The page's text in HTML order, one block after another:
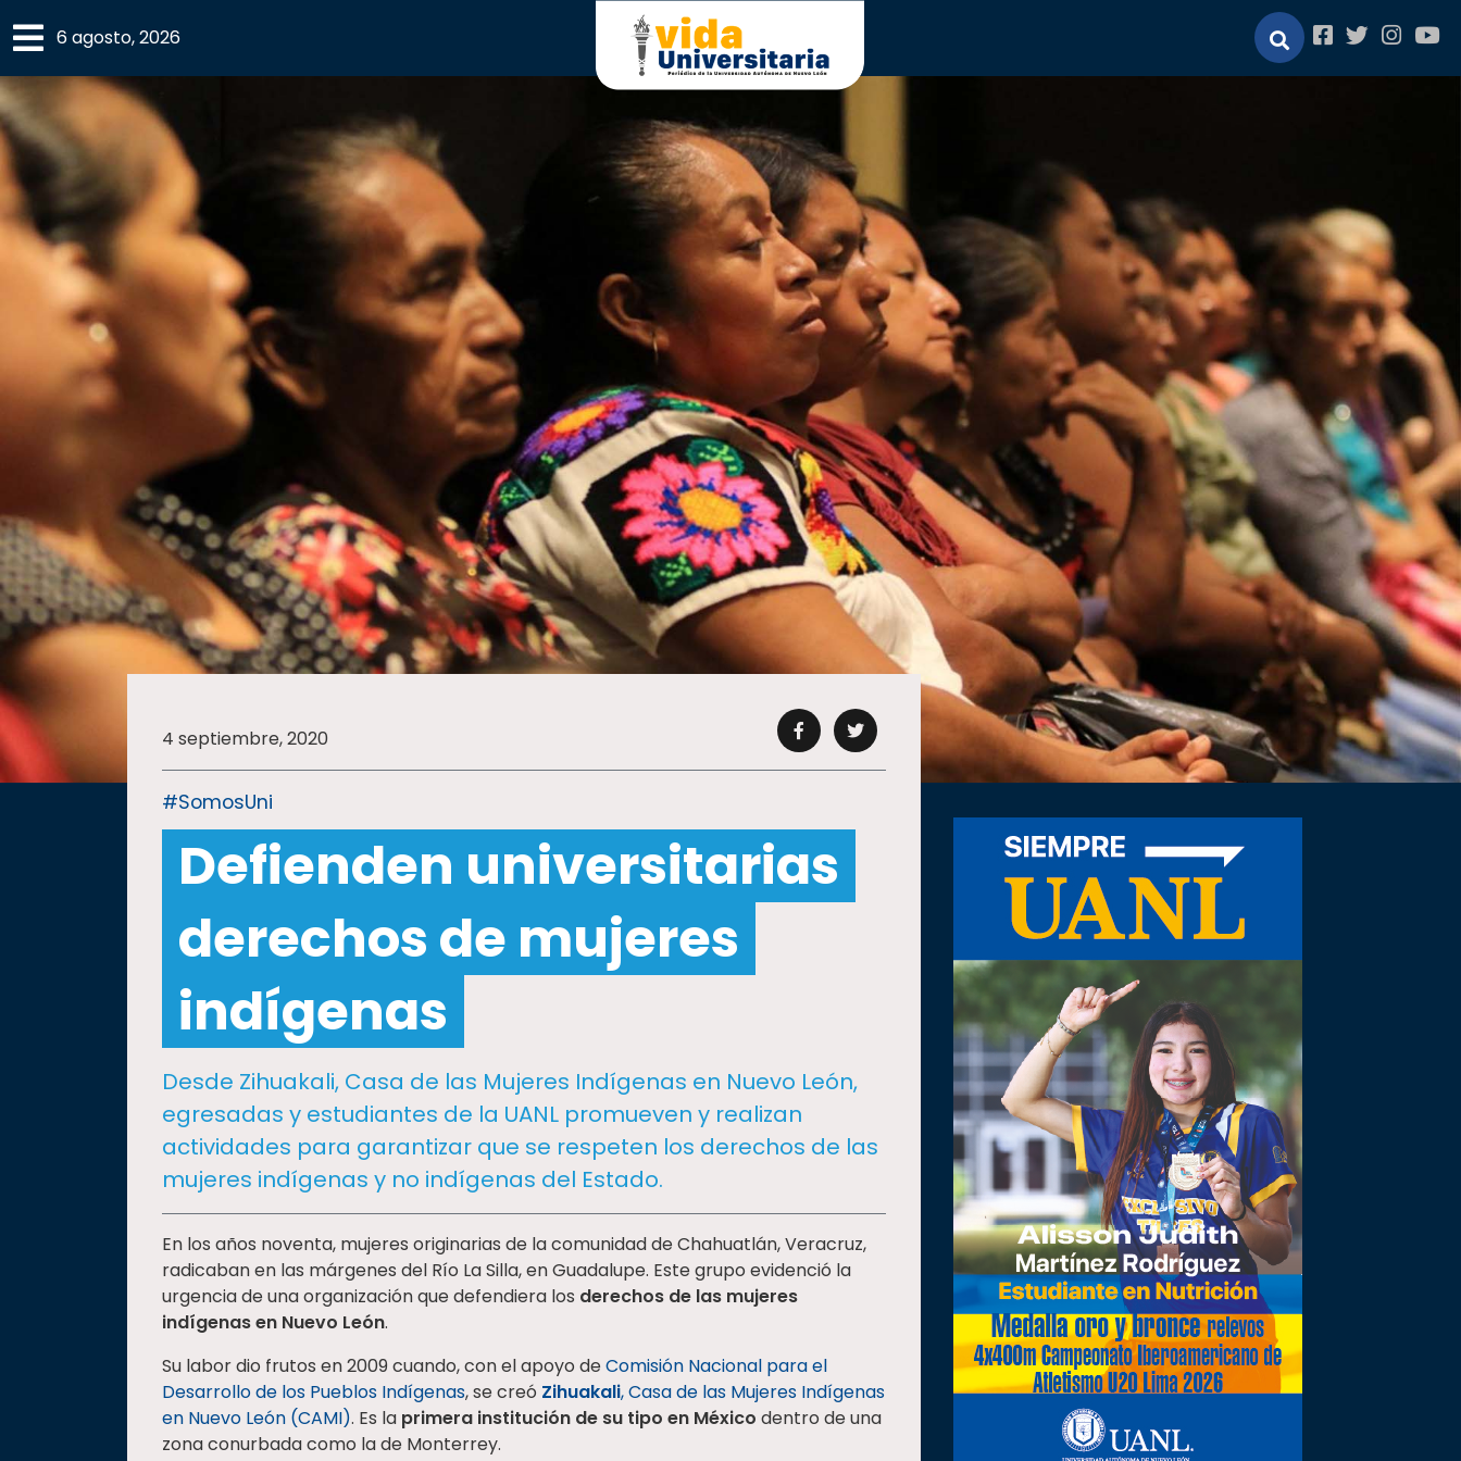
×
SECCIONES
ACADEMIA
CAMPUS UANL
COMUNIDAD UANL
CULTURA
DEPORTES
SALUD
SUSTENTABILIDAD
educativa
Internacionalización
6 agosto, 2026
4 septiembre, 2020
#SomosUni
Defienden universitarias
derechos de mujeres
indígenas
Desde Zihuakali, Casa de las Mujeres Indígenas en Nuevo León,
egresadas y estudiantes de la UANL promueven y realizan
actividades para garantizar que se respeten los derechos de las
mujeres indígenas y no indígenas del Estado.
En los años noventa, mujeres originarias de la comunidad de Chahuatlán, Veracruz,
radicaban en las márgenes del Río La Silla, en Guadalupe. Este grupo evidenció la
urgencia de una organización que defendiera los derechos de las mujeres
indígenas en Nuevo León.
Su labor dio frutos en 2009 cuando, con el apoyo deComisión Nacional para el
Desarrollo de los Pueblos Indígenas, se creó Zihuakali, Casa de las Mujeres Indígenas
en Nuevo León (CAMI). Es la primera institución de su tipo en México dentro de una
zona conurbadacomo la de Monterrey.